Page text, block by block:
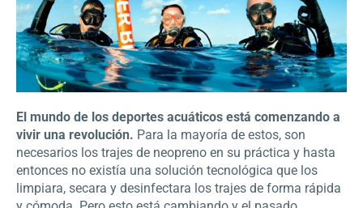
El mundo de los deportes acuáticos está comenzando a
vivir una revolución. Para la mayoría de estos, son
necesarios los trajes de neopreno en su práctica y hasta
entonces no existía una solución tecnológica que los
limpiara, secara y desinfectara los trajes de forma rápida